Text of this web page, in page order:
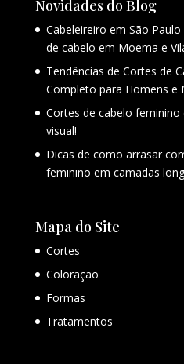
Novidades do Blog
Cabeleireiro em São
de cabelo em Moema e
Tendências de Cortes de
Completo para Homens e
Cortes de cabelo
visual!
Dicas de como arrasar
feminino em camadas
Mapa do Site
Cortes
Coloração
Formas
Tratamentos